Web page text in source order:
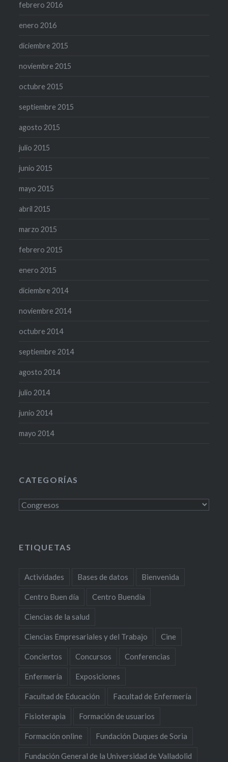
febrero 2016
enero 2016
diciembre 2015
noviembre 2015
octubre 2015
septiembre 2015
agosto 2015
julio 2015
junio 2015
mayo 2015
abril 2015
marzo 2015
febrero 2015
enero 2015
diciembre 2014
noviembre 2014
octubre 2014
septiembre 2014
agosto 2014
julio 2014
junio 2014
mayo 2014
CATEGORÍAS
Categorías
ETIQUETAS
Actividades Bases de datos Bienvenida
Centro Buen día Centro Buendía
Ciencias de la salud
Ciencias Empresariales y del Trabajo Cine
Conciertos Concursos Conferencias
Enfermería Exposiciones
Facultad de Educación Facultad de Enfermería
Fisioterapia Formación de usuarios
Formación online Fundación Duques de Soria
Fundación General de la Universidad de Valladolid